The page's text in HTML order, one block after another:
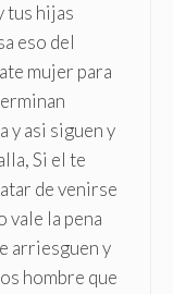
tus hijas
eso del
mujer para
y asi siguen y
Si el te
de venirse
la pena
arriesguen y
hombre que